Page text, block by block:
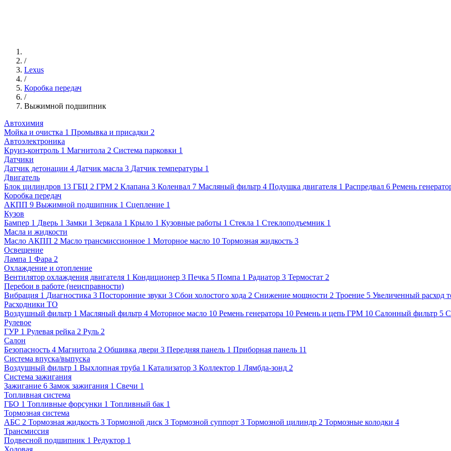
/
Lexus
/
Коробка передач
/
Выжимной подшипник
Автохимия
Мойка и очистка 1 Промывка и присадки 2
Автоэлектроника
Круиз-контроль 1 Магнитола 2 Система парковки 1
Датчики
Датчик детонации 4 Датчик масла 3 Датчик температуры 1
Двигатель
Блок цилиндров 13 ГБЦ 2 ГРМ 2 Клапана 3 Коленвал 7 Масляный фильтр 4 Подушка двигателя 1 Распредвал 6 Ремень
Коробка передач
АКПП 9 Выжимной подшипник 1 Сцепление 1
Кузов
Бампер 1 Дверь 1 Замки 1 Зеркала 1 Крыло 1 Кузовные работы 1 Стекла 1 Стеклоподъемник 1
Масла и жидкости
Масло АКПП 2 Масло трансмиссионное 1 Моторное масло 10 Тормозная жидкость 3
Освещение
Лампа 1 Фара 2
Охлаждение и отопление
Вентилятор охлаждения двигателя 1 Кондиционер 3 Печка 5 Помпа 1 Радиатор 3 Термостат 2
Перебои в работе (неисправности)
Вибрация 1 Диагностика 3 Посторонние звуки 3 Сбои холостого хода 2 Снижение мощности 2 Троение 5 Увеличенный расход
Расходники ТО
Воздушный фильтр 1 Масляный фильтр 4 Моторное масло 10 Ремень генератора 10 Ремень и цепь ГРМ 10 Салонный фильтр 5
Рулевое
ГУР 1 Рулевая рейка 2 Руль 2
Салон
Безопасность 4 Магнитола 2 Обшивка двери 3 Передняя панель 1 Приборная панель 11
Система впуска/выпуска
Воздушный фильтр 1 Выхлопная труба 1 Катализатор 3 Коллектор 1 Лямбда-зонд 2
Система зажигания
Зажигание 6 Замок зажигания 1 Свечи 1
Топливная система
ГБО 1 Топливные форсунки 1 Топливный бак 1
Тормозная система
АБС 2 Тормозная жидкость 3 Тормозной диск 3 Тормозной суппорт 3 Тормозной цилиндр 2 Тормозные колодки 4
Трансмиссия
Подвесной подшипник 1 Редуктор 1
Ходовая